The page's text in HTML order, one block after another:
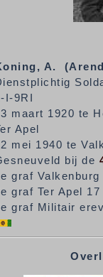
A.
I-9RI
maart 1920 te
Apel
mei 1940 te
bij de
graf
graf Ter Apel
graf Militair